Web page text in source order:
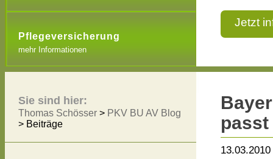
Pflegeversicherung
mehr Informationen
Jetzt
passt
Sie sind hier:
Thomas Schösser > PKV BU AV Blog
> Beiträge